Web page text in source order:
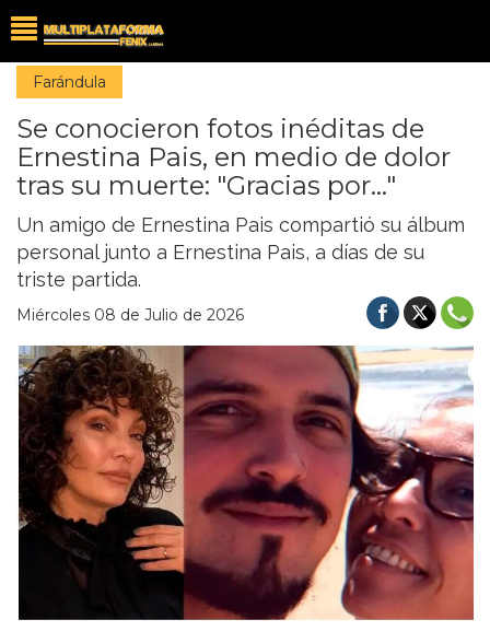
Farándula
Se conocieron fotos inéditas de
Ernestina Pais, en medio de dolor
tras su muerte: "Gracias por..."
Un amigo de Ernestina Pais compartió su álbum
personal junto a Ernestina Pais, a días de su
triste partida.
Miércoles 08 de Julio de 2026